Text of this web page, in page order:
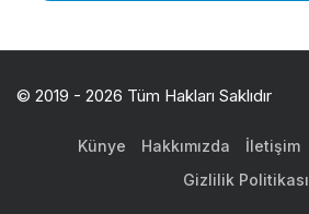
© 2019 - 2026 Tüm Hakları Saklıdır
Künye Hakkımızda İletişim
Gizlilik Politikası